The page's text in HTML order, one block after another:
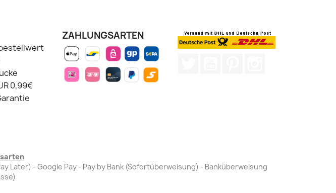
0,99€
ZAHLUNGSARTEN
Later) - Google Pay - Pay by Bank (Sofortüberweisung) - Banküberweisung